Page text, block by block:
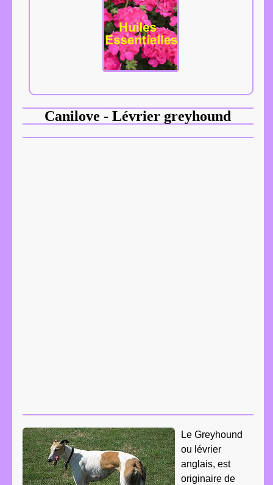
Canilove - Lévrier greyhound
Le Greyhound
ou lévrier
anglais, est
originaire de